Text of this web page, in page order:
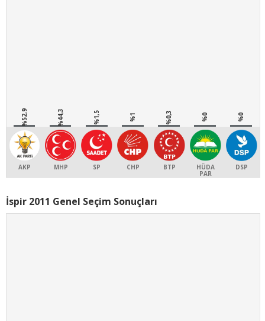
%52,9
AKP
%44,3
MHP
%1,5
SP
%1
CHP
%0,3
BTP
%0
HÜDA
PAR
%0
DSP
İspir 2011 Genel Seçim Sonuçları